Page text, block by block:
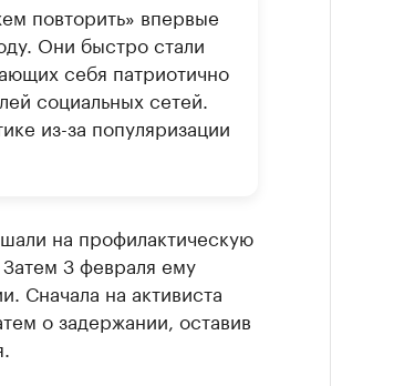
повторить» впервые
Они быстро стали
себя патриотично
социальных сетей.
из-за популяризации
на профилактическую
3 февраля ему
Сначала на активиста
о задержании, оставив